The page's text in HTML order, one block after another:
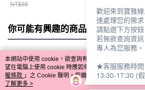
NT$85
你可能有興趣的商品 全站排行
熱門標籤
本網站中使用 cookie，欲查詢有關本網站使用 cookie
望在電腦上使用 cookie 時應如何變更電腦的 cookie 設
權條款 」之 Cookie 聲明。您繼續使用本網站即表示
用條款之 Cookie 聲明使用 cookie。
了解更多 >
歡迎來到寶雅
速處理您的需求
請點選下方按
若無欲查詢資
專人為您服務。
★客服服務時
13:30-17:30 (